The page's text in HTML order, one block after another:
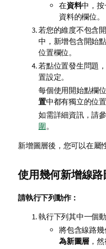
在資料中，
資料的欄位。
若您的維度不包含
中，新增包含開始
位置欄位。
若點位置發生問題
置設定。
每個使用開始點欄
置中都有獨立的位置
如需詳細資訊，請
圍。
新增圖層後，您可以在屬
使用幾何新增線路
請執行下列動作：
執行下列其中一個動
將包含線路
為新圖層 ，